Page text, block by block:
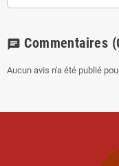
chat Commentaires
Aucun avis n'a été publié